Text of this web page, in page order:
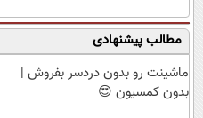
مطالب پیشنهادی
ماشینت رو بدون دردسر بفروش |
بدون کمسیون 😍